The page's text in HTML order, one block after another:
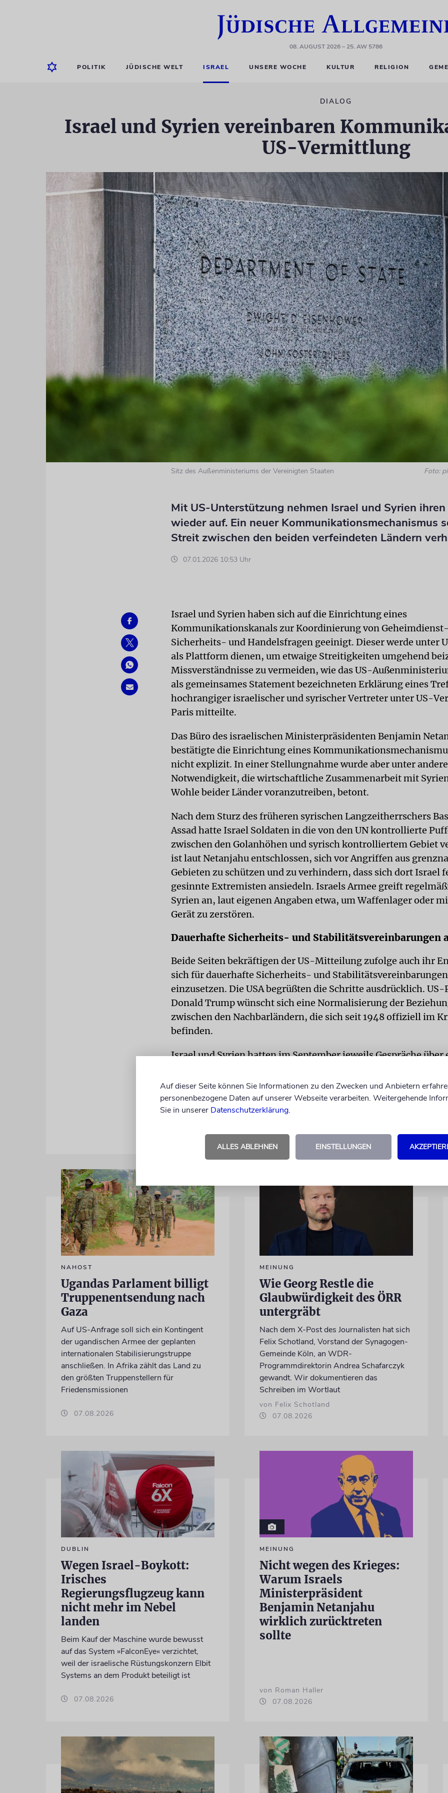
08. AUGUST 2026– 25. AW 5786
POLITIK JÜDISCHE WELT ISRAEL UNSERE WOCHE KULTUR RELIGION
DIALOG
Israel und Syrien vereinbaren
US-Vermittlung
Sitz des Außenministeriums der Vereinigten Staaten Foto:
Mit US-Unterstützung nehmen Israel und Syrien
wieder auf. Ein neuer Kommunikationsmechanismus
Streit zwischen den beiden verfeindeten Ländern
07.01.2026 10:53 Uhr
Israel und Syrien haben sich auf die Einrichtung eines
Kommunikationskanals zur Koordinierung von
Sicherheits- und Handelsfragen geeinigt. Dieser werde unter
als Plattform dienen, um etwaige Streitigkeiten umgehend
Missverständnisse zu vermeiden, wie das US-
als gemeinsames Statement bezeichneten Erklärung eines
hochrangiger israelischer und syrischer Vertreter unter US-
Paris mitteilte.
Das Büro des israelischen Ministerpräsidenten Benjamin
bestätigte die Einrichtung eines
nicht explizit. In einer Stellungnahme wurde aber unter
Notwendigkeit, die wirtschaftliche Zusammenarbeit mit
Wohle beider Länder voranzutreiben, betont.
Nach dem Sturz des früheren syrischen Langzeitherrschers
Assad hatte Israel Soldaten in die von den UN kontrollierte
zwischen den Golanhöhen und syrisch kontrolliertem Gebiet
ist laut Netanjahu entschlossen, sich vor Angriffen aus
Gebieten zu schützen und zu verhindern, dass sich dort Israel
gesinnte Extremisten ansiedeln. Israels Armee greift
Syrien an, laut eigenen Angaben etwa, um Waffenlager oder
Gerät zu zerstören.
Dauerhafte Sicherheits- und Stabilitätsvereinbarungen
Beide Seiten bekräftigen der US-Mitteilung zufolge auch ihr
sich für dauerhafte Sicherheits- und Stabilitätsvereinbarungen
einzusetzen. Die USA begrüßten die Schritte ausdrücklich.
Donald Trump wünscht sich eine Normalisierung der
zwischen den Nachbarländern, die sich seit 1948 offiziell im
befinden.
Israel und Syrien hatten im September jeweils Gespräche über
Verhandlungen darum, die Präsenz syrischer und israelischer
Sicherheitskräfte im Grenzgebiet zu regeln.dpa
NAHOST
Ugandas Parlament billigt
Truppenentsendung nach
Gaza
Auf US-Anfrage soll sich ein Kontingent
der ugandischen Armee der geplanten
internationalen Stabilisierungstruppe
anschließen. In Afrika zählt das Land zu
den größten Truppenstellern für
Friedensmissionen
07.08.2026
MEINUNG
Wie Georg Restle die
Glaubwürdigkeit des ÖRR
untergräbt
Nach dem X-Post des Journalisten hat sich
Felix Schotland, Vorstand der Synagogen-
Gemeinde Köln, an WDR-
Programmdirektorin Andrea Schafarczyk
gewandt. Wir dokumentieren das
Schreiben im Wortlaut
von Felix Schotland
07.08.2026
DUBLIN
Wegen Israel-Boykott:
Irisches
Regierungsflugzeug kann
nicht mehr im Nebel
landen
Beim Kauf der Maschine wurde bewusst
auf das System »FalconEye« verzichtet,
weil der israelische Rüstungskonzern Elbit
Systems an dem Produkt beteiligt ist
07.08.2026
MEINUNG
Nicht wegen des Krieges:
Warum Israels
Ministerpräsident
Benjamin Netanjahu
wirklich zurücktreten
sollte
von Roman Haller
07.08.2026
Auf dieser Seite können Sie Informationen zu den Zwecken und Anbietern
personenbezogene Daten auf unserer Webseite verarbeiten. Weitergehende
Sie in unserer Datenschutzerklärung.
ALLES ABLEHNEN EINSTELLUNGEN